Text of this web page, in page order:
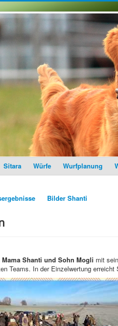
Sitara Würfe Wurfplanung
Bilder Shanti
Mama Shanti und Sohn Mogli mit
Teams. In der Einzelwertung